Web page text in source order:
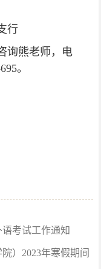
行
询熊老师，电
。
考试工作通知
）2023年寒假期间